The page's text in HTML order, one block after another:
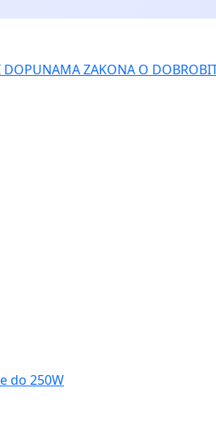
ZAKONA O
do 250W